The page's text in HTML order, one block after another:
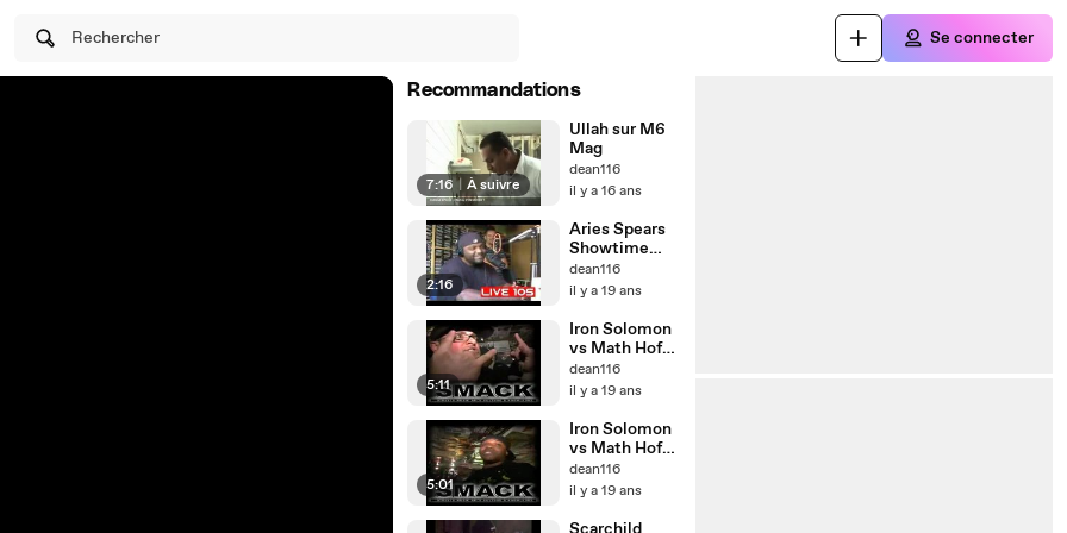
Rechercher Se connecter
Recommandations
7:16 | À suivre
Ullah sur M6
Mag
dean116
il y a 16 ans
2:16
Aries Spears
Showtime
Freestyle
dean116
il y a 19 ans
5:11
Iron Solomon
vs Math Hoffa
part3
dean116
il y a 19 ans
5:01
Iron Solomon
vs Math Hoffa
part2
dean116
il y a 19 ans